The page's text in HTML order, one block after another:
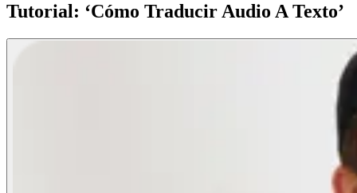
Tutorial: ‘Cómo Traducir Audio A Texto’